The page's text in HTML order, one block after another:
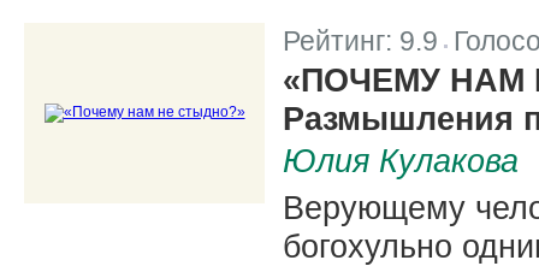
Рейтинг: 9.9
«ПОЧЕМУ НАМ
Размышления
Юлия Кулакова
Верующему
богохульно